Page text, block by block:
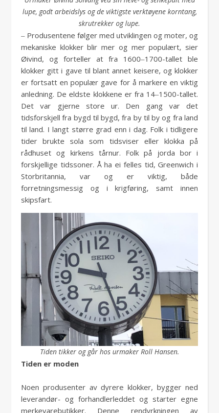
lupe, godt arbeidslys og de viktigste verktøyene korntang,
skrutrekker og lupe.
‒ Produsentene følger med utviklingen og moter, og
mekaniske klokker blir mer og mer populært, sier
Øivind, og forteller at fra 1600‒1700-tallet ble
klokker gitt i gave til blant annet keisere, og klokker
er fortsatt en populær gave for å markere en viktig
anledning. De eldste klokkene er fra 14‒1500-tallet.
Det var gjerne store ur. Den gang var det
tidsforskjell fra bygd til bygd, fra by til by og fra land
til land. I langt større grad enn i dag. Folk i tidligere
tider brukte sola som tidsviser eller klokka på
rådhuset og kirkens tårnur. Folk på jorda bor i
forskjellige tidssoner. Å ha ei felles tid, Greenwich i
Storbritannia, var og er viktig, både
forretningsmessig og i krigføring, samt innen
skipsfart.
Tiden tikker og går hos urmaker Roll Hansen.
Tiden er moden
Noen produsenter av dyrere klokker, bygger ned
leverandør- og forhandlerleddet og starter egne
merkevarebutikker. Denne rendyrkningen av